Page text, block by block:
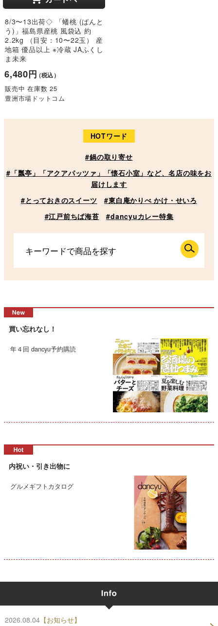
8/3〜13出荷◇ 「蟠桃 (ばんと
う)」福島県産桃 風袋込 約
2.2kg （目安：10〜22玉） 産
地箱 優品以上 ※冷蔵 JAふくし
ま未来
6,480円（税込）
販売中 在庫数 25
豊洲市場ドットコム
HOTワード
#鍋の取り寄せ
#「瓢亭」「アクアパッツァ」「懐石小室」など、名店の味をお
届けします
#とっておきのスイーツ
#東白庵かりべ かけ・せいろ
#江戸前ちば海苔
#dancyuカレー特集
買い忘れなし！
年４回 dancyu予約購読
内祝い・引き出物に
グルメギフトカタログ
2026.08.04 【お知らせ】